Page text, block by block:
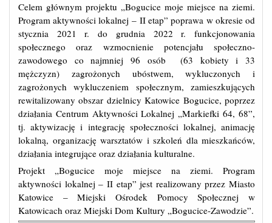
Celem głównym projektu „Bogucice moje miejsce na ziemi.
Program aktywności lokalnej – II etap” poprawa w okresie od
stycznia 2021 r. do grudnia 2022 r. funkcjonowania
społecznego oraz wzmocnienie potencjału społeczno-
zawodowego co najmniej 96 osób (63 kobiety i 33
mężczyzn) zagrożonych ubóstwem, wykluczonych i
zagrożonych wykluczeniem społecznym, zamieszkujących
rewitalizowany obszar dzielnicy Katowice Bogucice, poprzez
działania Centrum Aktywności Lokalnej „Markiefki 64, 68”,
tj. aktywizację i integrację społeczności lokalnej, animację
lokalną, organizację warsztatów i szkoleń dla mieszkańców,
działania integrujące oraz działania kulturalne.
Projekt „Bogucice moje miejsce na ziemi. Program
aktywności lokalnej – II etap” jest realizowany przez Miasto
Katowice – Miejski Ośrodek Pomocy Społecznej w
Katowicach oraz Miejski Dom Kultury „Bogucice-Zawodzie”.